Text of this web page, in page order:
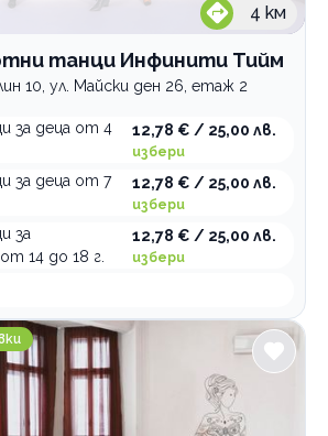
4 км
танци Инфинити Тийм
10, ул. Майски ден 26, етаж 2
за деца от 4
12,78 € / 25,00 лв.
избери
за деца от 7
12,78 € / 25,00 лв.
избери
за
14 до 18 г.
12,78 € / 25,00 лв.
избери